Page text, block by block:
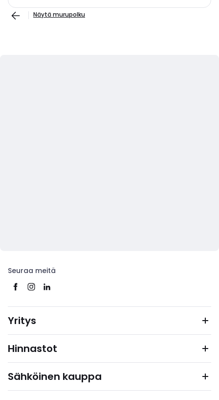
Näytä murupolku
Seuraa meitä
Yritys
Hinnastot
Sähköinen kauppa